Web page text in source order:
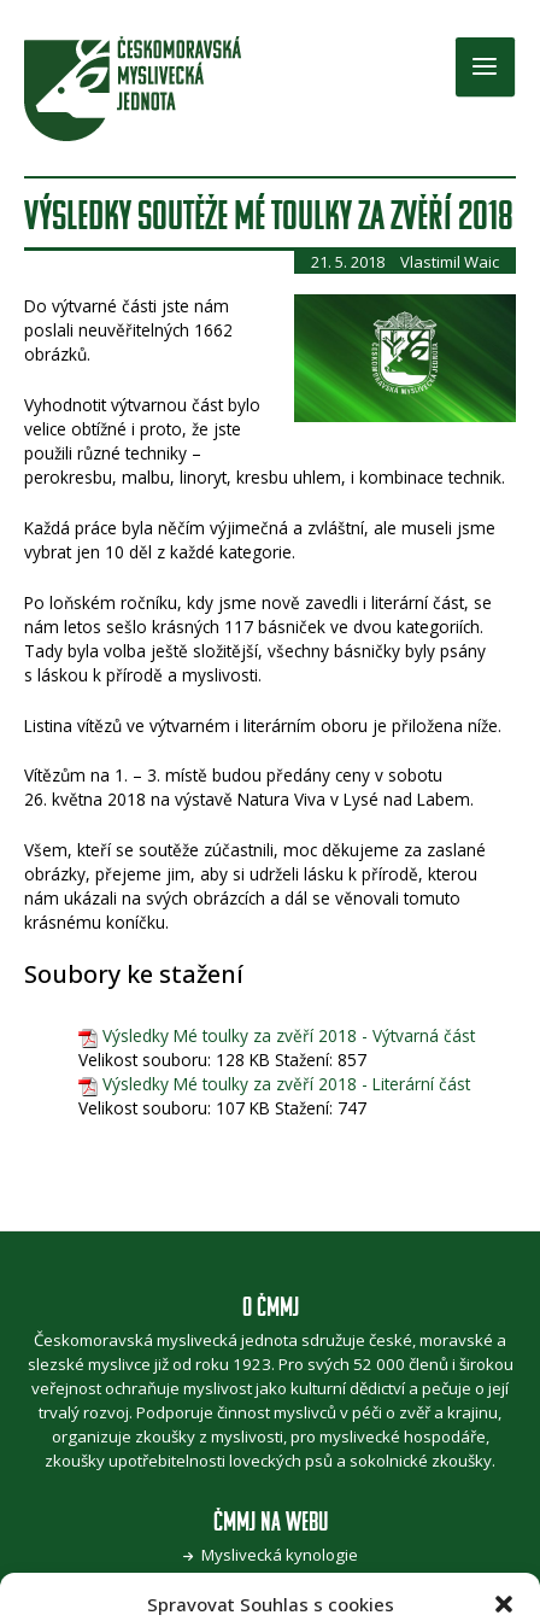
Spravovat Souhlas s cookies
Main
VÝSLEDKY SOUTĚŽE MÉ TOULKY ZA ZVĚŘÍ 2018
21. 5. 2018 Vlastimil Waic
Do výtvarné části jste nám
poslali neuvěřitelných 1662
obrázků.
Vyhodnotit výtvarnou část bylo
velice obtížné i proto, že jste
použili různé techniky –
perokresbu, malbu, linoryt, kresbu uhlem, i kombinace technik.
Každá práce byla něčím výjimečná a zvláštní, ale museli jsme
vybrat jen 10 děl z každé kategorie.
Po loňském ročníku, kdy jsme nově zavedli i literární část, se
nám letos sešlo krásných 117 básniček ve dvou kategoriích.
Tady byla volba ještě složitější, všechny básničky byly psány
s láskou k přírodě a myslivosti.
Listina vítězů ve výtvarném i literárním oboru je přiložena níže.
Vítězům na 1. – 3. místě budou předány ceny v sobotu
26. května 2018 na výstavě Natura Viva v Lysé nad Labem.
Všem, kteří se soutěže zúčastnili, moc děkujeme za zaslané
obrázky, přejeme jim, aby si udrželi lásku k přírodě, kterou
nám ukázali na svých obrázcích a dál se věnovali tomuto
krásnému koníčku.
Soubory ke stažení
Výsledky Mé toulky za zvěří 2018 - Výtvarná část
Velikost souboru: 128 KB Stažení: 857
Výsledky Mé toulky za zvěří 2018 - Literární část
Velikost souboru: 107 KB Stažení: 747
O ČMMJ
Českomoravská myslivecká jednota sdružuje české, moravské a
slezské myslivce již od roku 1923. Pro svých 52 000 členů i širokou
veřejnost ochraňuje myslivost jako kulturní dědictví a pečuje o její
trvalý rozvoj. Podporuje činnost myslivců v péči o zvěř a krajinu,
organizuje zkoušky z myslivosti, pro myslivecké hospodáře,
zkoušky upotřebitelnosti loveckých psů a sokolnické zkoušky.
ČMMJ NA WEBU
Myslivecká kynologie
Jak se stát myslivcem
Pro zvěřinu k myslivcům